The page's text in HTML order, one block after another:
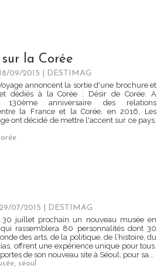
la Corée
09/2015
DESTIMAG
annoncent la sortie d'une brochure et
dédiés à la Corée : Désir de Corée. A
130ème anniversaire des relations
la France et la Corée, en 2016, Les
ont décidé de mettre l'accent sur ce pays.
07/2015
DESTIMAG
juillet prochain un nouveau musée en
rassemblera 80 personnalités dont 30
des arts, de la politique, de l’histoire, du
offrent une expérience unique pour tous.
de son nouveau site à Séoul, pour sa...
, séoul